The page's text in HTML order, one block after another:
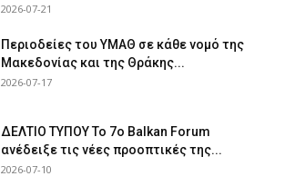
2026-07-21
Περιοδείες του ΥΜΑΘ σε κάθε νομό της
Μακεδονίας και της Θράκης...
2026-07-17
ΔΕΛΤΙΟ ΤΥΠΟΥ Το 7ο Balkan Forum
ανέδειξε τις νέες προοπτικές της...
2026-07-10